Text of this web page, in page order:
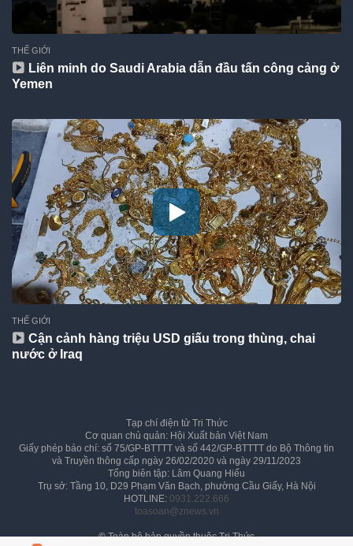
THẾ GIỚI
Liên minh do Saudi Arabia dẫn đầu tấn công cảng ở
Yemen
THẾ GIỚI
Cận cảnh hàng triệu USD giấu trong thùng, chai
nước ở Iraq
Tạp chí điện tử Tri Thức
Cơ quan chủ quản: Hội Xuất bản Việt Nam
Giấy phép báo chí: số 75/GP-BTTTT và số 442/GP-BTTTT do Bộ Thông tin
và Truyền thông cấp ngày 26/02/2020 và ngày 29/11/2023
Tổng biên tập: Lâm Quang Hiếu
Trụ sở: Tầng 10, D29 Phạm Văn Bạch, phường Cầu Giấy, Hà Nội
HOTLINE: 0931.222.666
toasoan@znews.vn
©Toàn bộ bản quyền thuộc Tri Thức